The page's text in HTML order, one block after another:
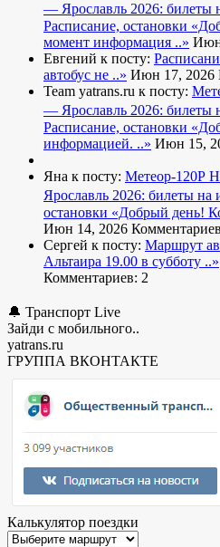
— Ярославль 2026: билеты
Расписание, остановки
момент информация ..» Июн
Евгений к посту:
автобус не ..» Июн 17, 2026
Team yatrans.ru к посту:
— Ярославль 2026: билеты
Расписание, остановки
информацией. ..» Июн 15,
Яна к посту: Метеор-120Р
Ярославль 2026: билеты на
остановки «Добрый день!
Июн 14, 2026
Сергей к посту: Маршрут
Альтаира 19.00 в субботу ..»
Комментариев: 2
🔔 Транспорт Live
Зайди с мобильного..
yatrans.ru
ГРУППА ВКОНТАКТЕ
Калькулятор поездки